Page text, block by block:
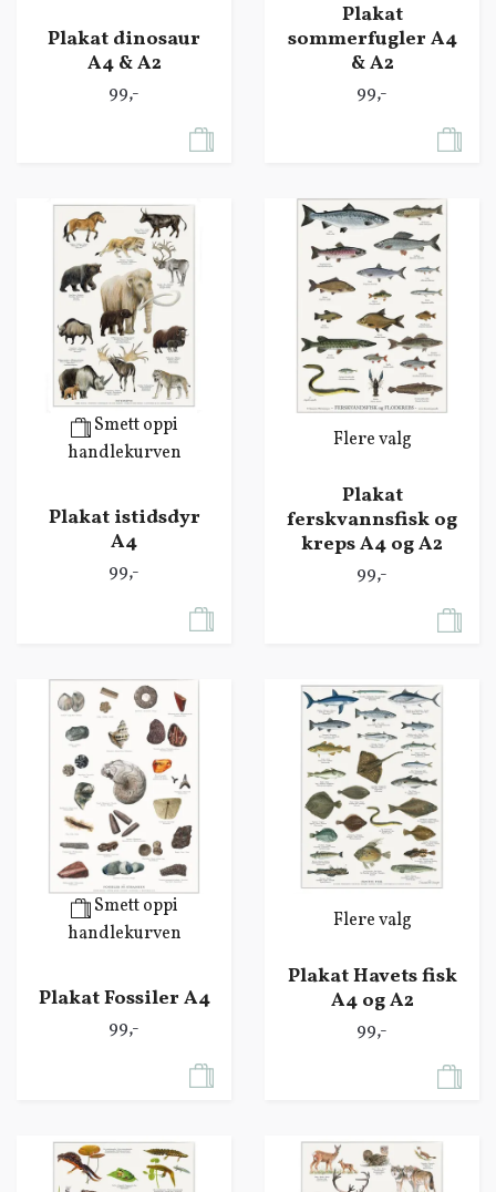
Plakat dinosaur
A4 & A2
99,-
Plakat
sommerfugler A4
& A2
99,-
Smett oppi
handlekurven
Plakat istidsdyr
A4
99,-
Flere valg
Plakat
ferskvannsfisk og
kreps A4 og A2
99,-
Smett oppi
handlekurven
Plakat Fossiler A4
99,-
Flere valg
Plakat Havets fisk
A4 og A2
99,-